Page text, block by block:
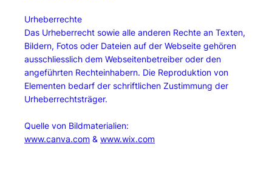
Urheberrechte
Das Urheberrecht sowie alle anderen Rechte an Texten,
Bildern, Fotos oder Dateien auf der Webseite gehören
ausschliesslich dem Webseitenbetreiber oder den
angeführten Rechteinhabern. Die Reproduktion von
Elementen bedarf der schriftlichen Zustimmung der
Urheberrechtsträger.
Quelle von Bildmaterialien:
www.canva.com & www.wix.com